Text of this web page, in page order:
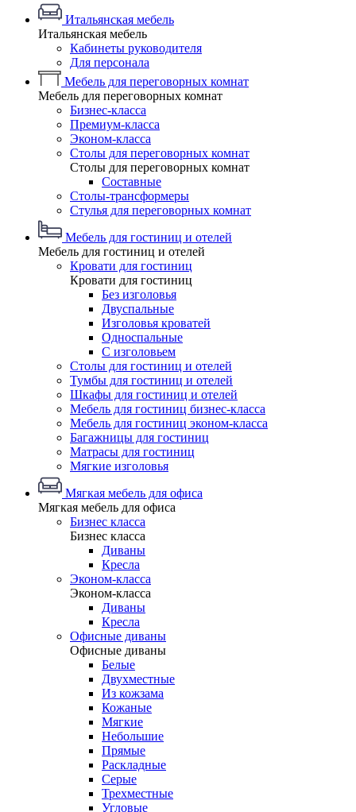
Итальянская мебель
Итальянская мебель
Кабинеты руководителя
Для персонала
Мебель для переговорных комнат
Мебель для переговорных комнат
Бизнес-класса
Премиум-класса
Эконом-класса
Столы для переговорных комнат
Столы для переговорных комнат
Составные
Столы-трансформеры
Стулья для переговорных комнат
Мебель для гостиниц и отелей
Мебель для гостиниц и отелей
Кровати для гостиниц
Кровати для гостиниц
Без изголовья
Двуспальные
Изголовья кроватей
Односпальные
С изголовьем
Столы для гостиниц и отелей
Тумбы для гостиниц и отелей
Шкафы для гостиниц и отелей
Мебель для гостиниц бизнес-класса
Мебель для гостиниц эконом-класса
Багажницы для гостиниц
Матрасы для гостиниц
Мягкие изголовья
Мягкая мебель для офиса
Мягкая мебель для офиса
Бизнес класса
Бизнес класса
Диваны
Кресла
Эконом-класса
Эконом-класса
Диваны
Кресла
Офисные диваны
Офисные диваны
Белые
Двухместные
Из кожзама
Кожаные
Мягкие
Небольшие
Прямые
Раскладные
Серые
Трехместные
Угловые